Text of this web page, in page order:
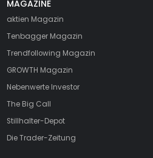
MAGAZINE
aktien Magazin
Tenbagger Magazin
Trendfollowing Magazin
GROWTH Magazin
Nebenwerte Investor
The Big Call
Stillhalter-Depot
Die Trader-Zeitung